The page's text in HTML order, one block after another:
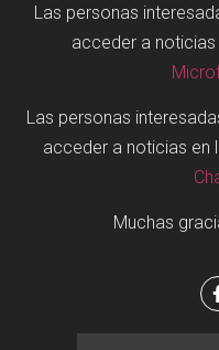
Las personas
acceder a
Las personas
acceder a noticias en
Muchas